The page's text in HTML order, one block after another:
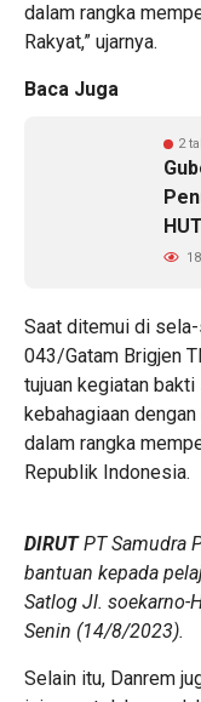
dalam rangka
Rakyat,” ujarnya.
Baca Juga
2
Saat ditemui di
043/Gatam Brigjen
tujuan kegiatan
kebahagiaan
dalam rangka
Republik Indonesia.
DIRUTPT Samudra
bantuan kepada
Satlog Jl. soekarno-
Senin (14/8/2023).
Selain itu, Danrem